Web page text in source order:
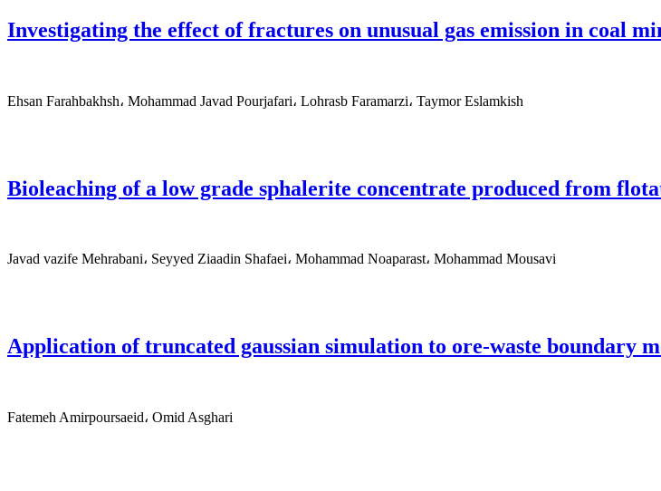
Investigating the effect of fractures on unusual gas emission in coal
Ehsan Farahbakhsh، Mohammad Javad Pourjafari، Lohrasb Faramarzi، Taymor Eslamkish
Bioleaching of a low grade sphalerite concentrate produced from
Javad vazife Mehrabani، Seyyed Ziaadin Shafaei، Mohammad Noaparast، Mohammad Mousavi
Application of truncated gaussian simulation to ore-waste boundary
Fatemeh Amirpoursaeid، Omid Asghari